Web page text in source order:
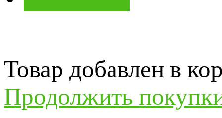
Товар добавлен в
Продолжить